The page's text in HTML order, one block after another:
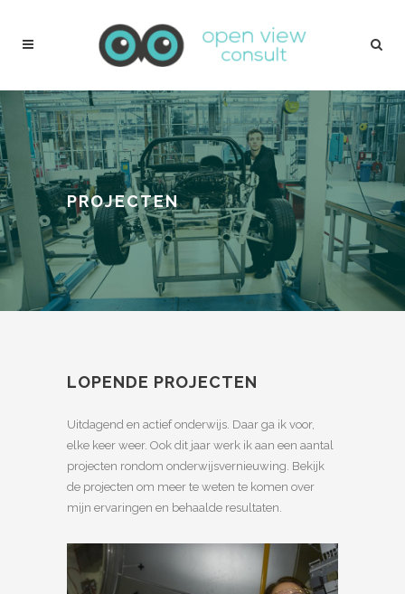
PROJECTEN
LOPENDE PROJECTEN
Uitdagend en actief onderwijs. Daar ga ik voor,
elke keer weer. Ook dit jaar werk ik aan een aantal
projecten rondom onderwijsvernieuwing. Bekijk
de projecten om meer te weten te komen over
mijn ervaringen en behaalde resultaten.